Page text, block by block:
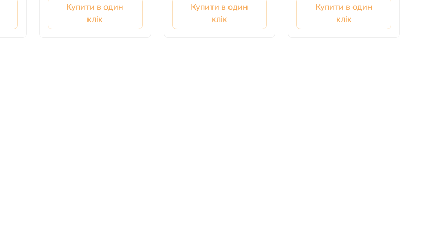
Купити в один
клік
Купити в один
клік
Купити в один
клік